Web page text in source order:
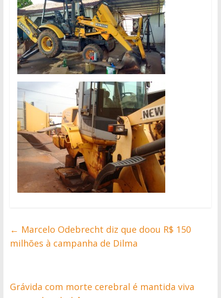
← Marcelo Odebrecht diz que doou R$ 150
milhões à campanha de Dilma
Grávida com morte cerebral é mantida viva